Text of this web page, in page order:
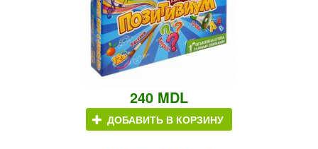
240 MDL
ДОБАВИТЬ В КОРЗИНУ